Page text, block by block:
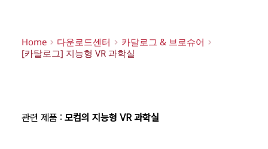
Home 다운로드센터
카달로그 & 브로슈어
[카탈로그] 지능형 VR 과학실
관련 제품 : 모컴의 지능형 VR 과학실